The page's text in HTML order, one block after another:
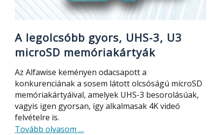
A legolcsóbb gyors, UHS-3, U3
microSD memóriakártyák
Az Alfawise keményen odacsapott a
konkurenciának a sosem látott olcsóságú microSD
memóriakártyáival, amelyek UHS-3 besorolásúak,
vagyis igen gyorsan, így alkalmasak 4K videó
felvételre is.
Tovább olvasom about
…